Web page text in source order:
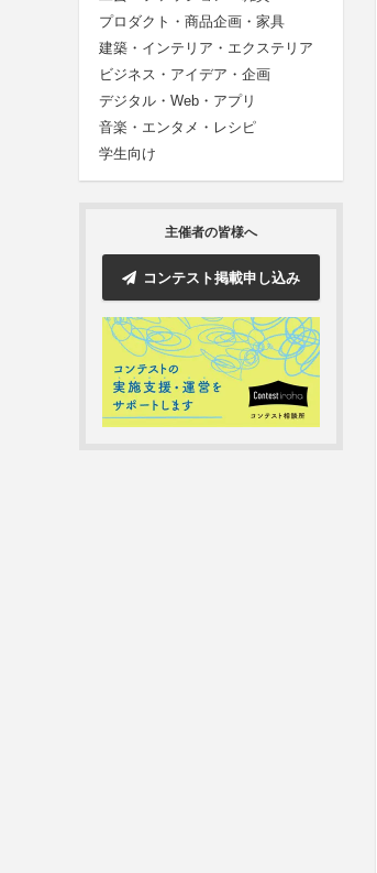
プロダクト・商品企画・家具
建築・インテリア・エクステリア
ビジネス・アイデア・企画
デジタル・Web・アプリ
音楽・エンタメ・レシピ
学生向け
主催者の皆様へ
コンテスト掲載申し込み